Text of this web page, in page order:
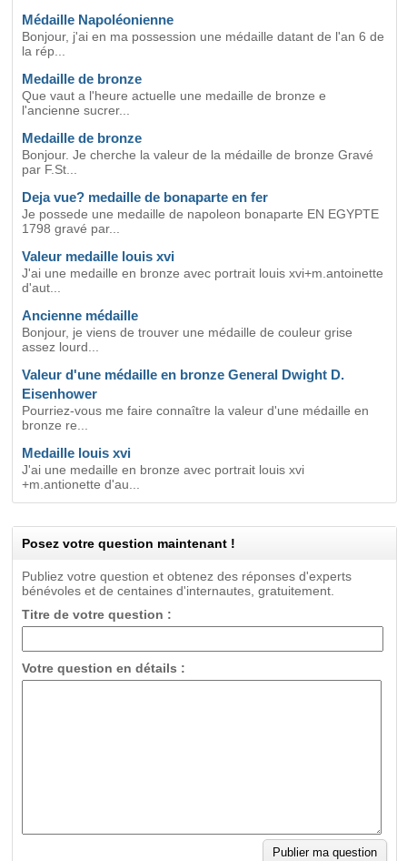
Médaille Napoléonienne
Bonjour, j'ai en ma possession une médaille datant de l'an 6 de
la rép...
Medaille de bronze
Que vaut a l'heure actuelle une medaille de bronze e
l'ancienne sucrer...
Medaille de bronze
Bonjour. Je cherche la valeur de la médaille de bronze Gravé
par F.St...
Deja vue? medaille de bonaparte en fer
Je possede une medaille de napoleon bonaparte EN EGYPTE
1798 gravé par...
Valeur medaille louis xvi
J'ai une medaille en bronze avec portrait louis xvi+m.antoinette
d'aut...
Ancienne médaille
Bonjour, je viens de trouver une médaille de couleur grise
assez lourd...
Valeur d'une médaille en bronze General Dwight D.
Eisenhower
Pourriez-vous me faire connaître la valeur d'une médaille en
bronze re...
Medaille louis xvi
J'ai une medaille en bronze avec portrait louis xvi
+m.antionette d'au...
Posez votre question maintenant !
Publiez votre question et obtenez des réponses d'experts
bénévoles et de centaines d'internautes, gratuitement.
Titre de votre question :
Votre question en détails :